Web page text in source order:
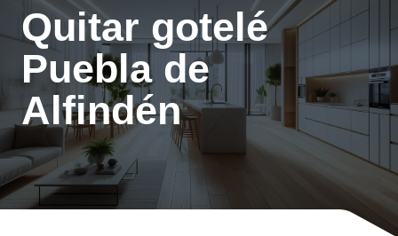
Quitar gotelé
Puebla de
Alfindén